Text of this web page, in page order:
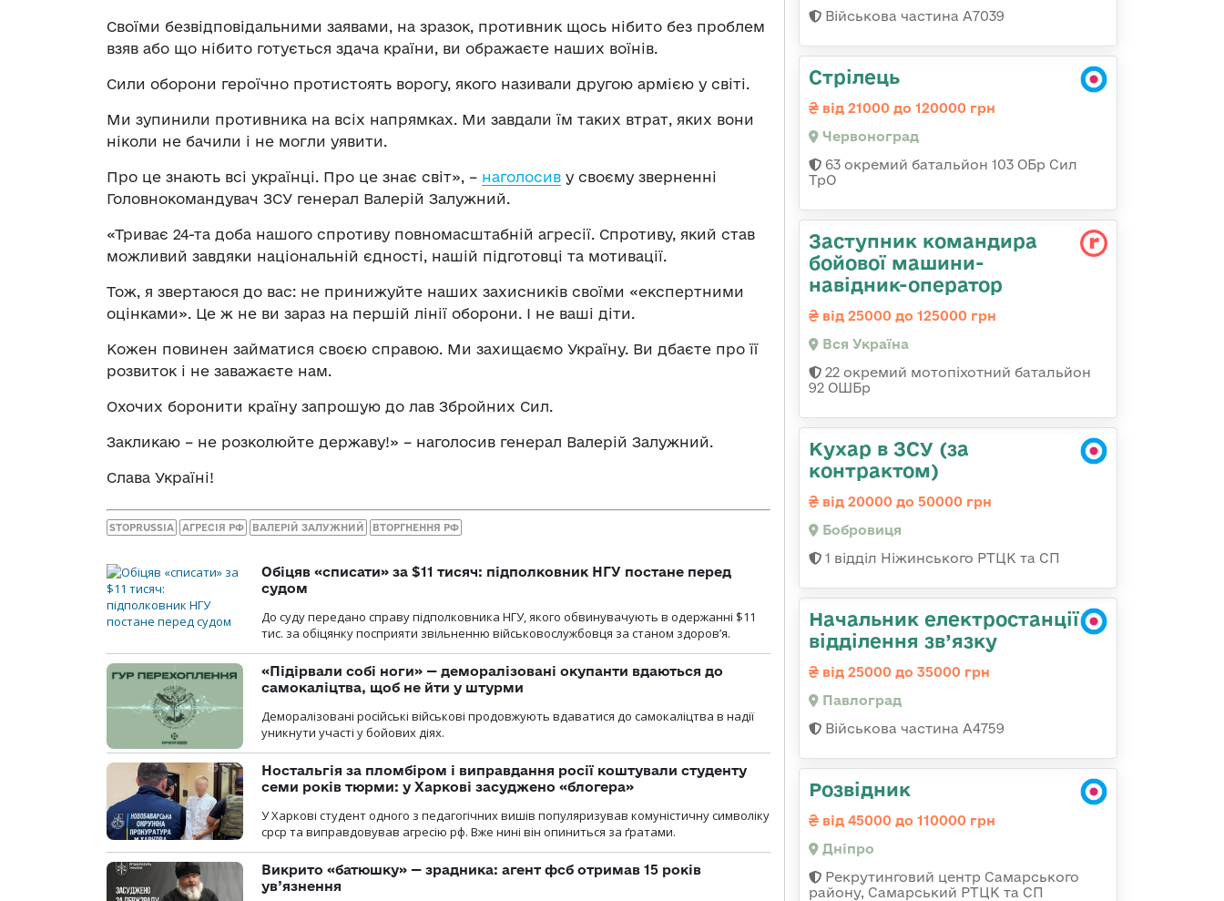
Своїми безвідповідальними заявами, на зразок, противник щось нібито без проблем
взяв або що нібито готується здача країни, ви ображаєте наших воїнів.
Сили оборони героїчно протистоять ворогу, якого називали другою армією у світі.
Ми зупинили противника на всіх напрямках. Ми завдали їм таких втрат, яких вони
ніколи не бачили і не могли уявити.
Про це знають всі українці. Про це знає світ», – наголосив у своєму зверненні
Головнокомандувач ЗСУ генерал Валерій Залужний.
«Триває 24-та доба нашого спротиву повномасштабній агресії. Спротиву, який став
можливий завдяки національній єдності, нашій підготовці та мотивації.
Тож, я звертаюся до вас: не принижуйте наших захисників своїми «експертними
оцінками». Це ж не ви зараз на першій лінії оборони. І не ваші діти.
Кожен повинен займатися своєю справою. Ми захищаємо Україну. Ви дбаєте про її
розвиток і не заважаєте нам.
Охочих боронити країну запрошую до лав Збройних Сил.
Закликаю – не розколюйте державу!» – наголосив генерал Валерій Залужний.
Слава Україні!
STOPRUSSIA АГРЕСІЯ РФ ВАЛЕРІЙ ЗАЛУЖНИЙ ВТОРГНЕННЯ РФ
Обіцяв «списати» за $11 тисяч: підполковник НГУ постане перед
судом
До суду передано справу підполковника НГУ, якого обвинувачують в одержанні $11
тис. за обіцянку посприяти звільненню військовослужбовця за станом здоров’я.
«Підірвали собі ноги» — деморалізовані окупанти вдаються до
самокаліцтва, щоб не йти у штурми
Деморалізовані російські військові продовжують вдаватися до самокаліцтва в надії
уникнути участі у бойових діях.
Ностальгія за пломбіром і виправдання росії коштували студенту
семи років тюрми: у Харкові засуджено «блогера»
У Харкові студент одного з педагогічних вишів популяризував комуністичну символіку
срср та виправдовував агресію рф. Вже нині він опиниться за ґратами.
Викрито «батюшку» — зрадника: агент фсб отримав 15 років
ув’язнення
Військова частина А7039
Стрілець
від 21000 до 120000 грн
Червоноград
63 окремий батальйон 103 ОБр Сил
ТрО
Заступник командира
бойової машини-
навідник-оператор
від 25000 до 125000 грн
Вся Україна
22 окремий мотопіхотний батальйон
92 ОШБр
Кухар в ЗСУ (за
контрактом)
від 20000 до 50000 грн
Бобровиця
1 відділ Ніжинського РТЦК та СП
Начальник електростанції
відділення зв’язку
від 25000 до 35000 грн
Павлоград
Військова частина А4759
Розвідник
від 45000 до 110000 грн
Дніпро
Рекрутинговий центр Самарського
району, Самарський РТЦК та СП